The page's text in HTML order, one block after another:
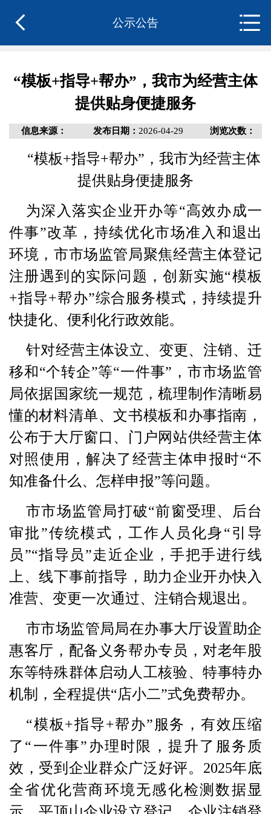
公示公告
“模板+指导+帮办”，我市为经营主体
提供贴身便捷服务
信息来源： 发布日期： 2026-04-29 浏览次数：
“模板+指导+帮办”，我市为经营主体
提供贴身便捷服务
为深入落实企业开办等“高效办成一
件事”改革，持续优化市场准入和退出
环境，市市场监管局聚焦经营主体登记
注册遇到的实际问题，创新实施“模板
+指导+帮办”综合服务模式，持续提升
快捷化、便利化行政效能。
针对经营主体设立、变更、注销、迁
移和“个转企”等“一件事”，市市场监管
局依据国家统一规范，梳理制作清晰易
懂的材料清单、文书模板和办事指南，
公布于大厅窗口、门户网站供经营主体
对照使用，解决了经营主体申报时“不
知准备什么、怎样申报”等问题。
市市场监管局打破“前窗受理、后台
审批”传统模式，工作人员化身“引导
员”“指导员”走近企业，手把手进行线
上、线下事前指导，助力企业开办快入
准营、变更一次通过、注销合规退出。
市市场监管局局在办事大厅设置助企
惠客厅，配备义务帮办专员，对老年股
东等特殊群体启动人工核验、特事特办
机制，全程提供“店小二”式免费帮办。
“模板+指导+帮办”服务，有效压缩
了“一件事”办理时限，提升了服务质
效，受到企业群众广泛好评。2025年底
全省优化营商环境无感化检测数据显